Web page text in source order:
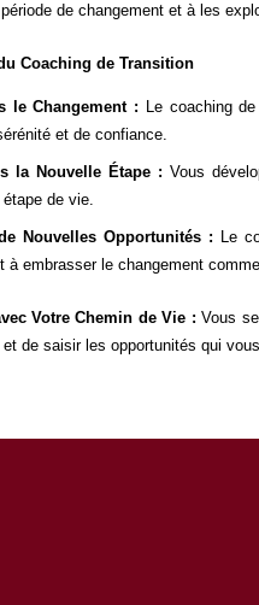
de changement et à les
Coaching de Transition
le Changement : Le coaching
et de confiance.
la Nouvelle Étape : Vous
de vie.
Nouvelles Opportunités : Le
à embrasser le changement
Votre Chemin de Vie : Vous
de saisir les opportunités qui